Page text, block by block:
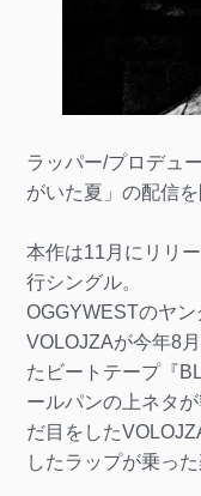
ラッパー/プロデュ
がいた夏」の配信を
本作は11月にリリ
行シングル。
OGGYWESTのヤン
VOLOJZAが今年8
たビートテープ『
ールパンの上ネタ
だ目をした
したラップが乗った